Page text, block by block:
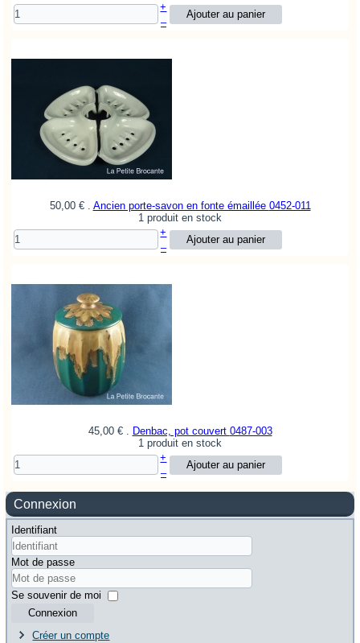
+
–
50,00 € . Ancien porte-savon en fonte émaillée 0452-011
1 produit en stock
+
–
45,00 € . Denbac, pot couvert 0487-003
1 produit en stock
+
–
Connexion
Identifiant
Mot de passe
Se souvenir de moi
Connexion
Créer un compte